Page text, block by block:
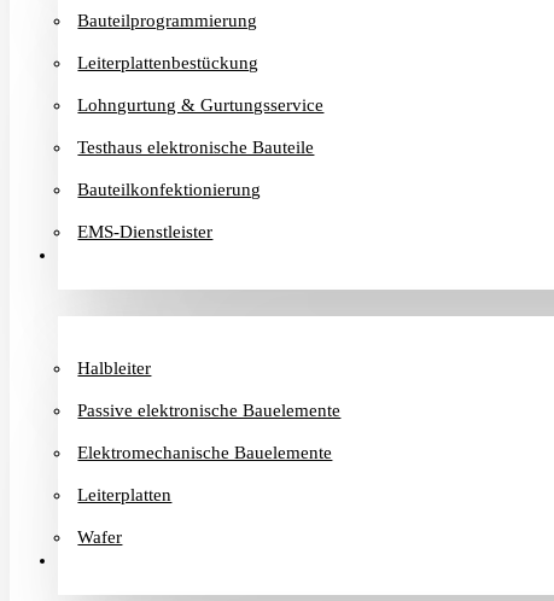
Bauteilprogrammierung
Leiterplattenbestückung
Lohngurtung & Gurtungsservice
Testhaus elektronische Bauteile
Bauteilkonfektionierung
EMS-Dienstleister
Halbleiter
Passive elektronische Bauelemente
Elektromechanische Bauelemente
Leiterplatten
Wafer